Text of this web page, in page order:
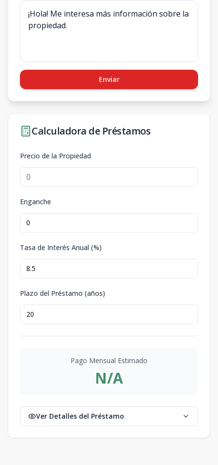
Enviar
Calculadora de Préstamos
Precio de la Propiedad
Enganche
Tasa de Interés Anual (%)
Plazo del Préstamo (años)
Pago Mensual Estimado
N/A
Ver Detalles del Préstamo